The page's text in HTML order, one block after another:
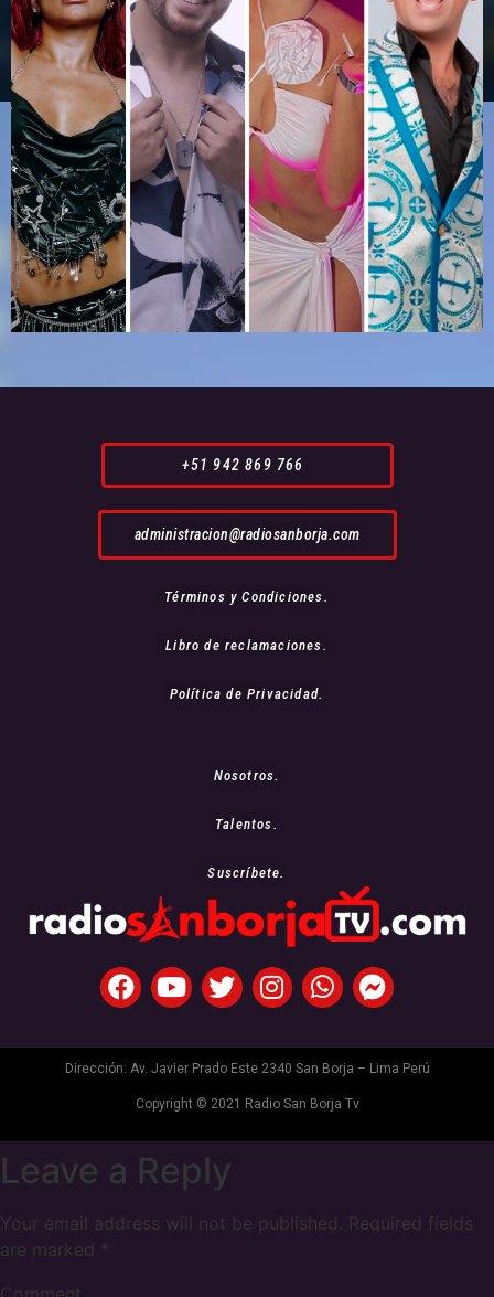
+51 942 869 766
administracion@radiosanborja.com
Términos y Condiciones.
Libro de reclamaciones.
Política de Privacidad.
Nosotros.
Talentos.
Suscríbete.
Dirección: Av. Javier Prado Este 2340 San Borja – Lima Perú
Copyright © 2021 Radio San Borja Tv
Leave a Reply
Your email address will not be published. Required fields
are marked *